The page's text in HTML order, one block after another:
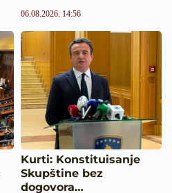
06.08.2026. 14:56
Kurti: Konstituisanje
Skupštine bez
dogovora…